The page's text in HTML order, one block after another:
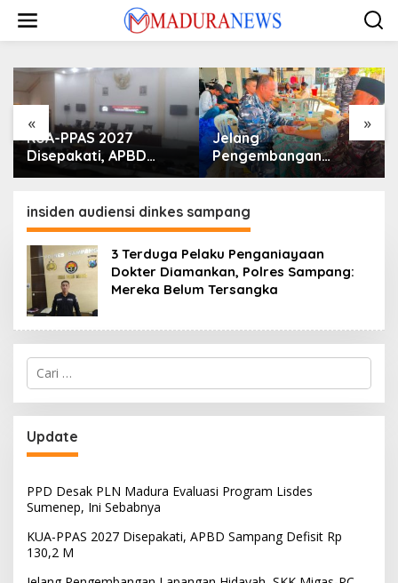
konten
« »
KUA-PPAS 2027
Disepakati, APBD
Sampang Defisit Rp
Jelang
Pengembangan
Lapangan Hidayah,
Madura II Perkuat
Sinergi dengan
insiden audiensi dinkes sampang
3 Terduga Pelaku Penganiayaan
Dokter Diamankan, Polres Sampang:
Mereka Belum Tersangka
Cari
untuk:
Update
PPD Desak PLN Madura Evaluasi Program Lisdes
Sumenep, Ini Sebabnya
KUA-PPAS 2027 Disepakati, APBD Sampang Defisit Rp
130,2 M